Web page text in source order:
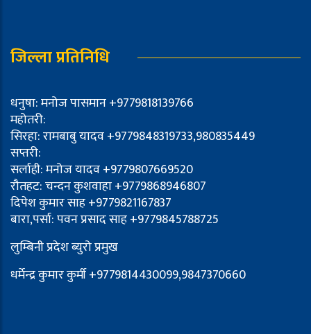
जिल्ला प्रतिनिधि
धनुषा: मनोज पासमान +9779818139766
महोतरी:
सिरहा: रामबाबु यादव +9779848319733,980835449
सप्तरी:
सर्लाही: मनोज यादव +9779807669520
रौतहट: चन्दन कुशवाहा +9779868946807
दिपेश कुमार साह +9779821167837
बारा,पर्सा: पवन प्रसाद साह +9779845788725
लुम्बिनी प्रदेश ब्युरो प्रमुख
धर्मेन्द्र कुमार कुर्मी +9779814430099,9847370660